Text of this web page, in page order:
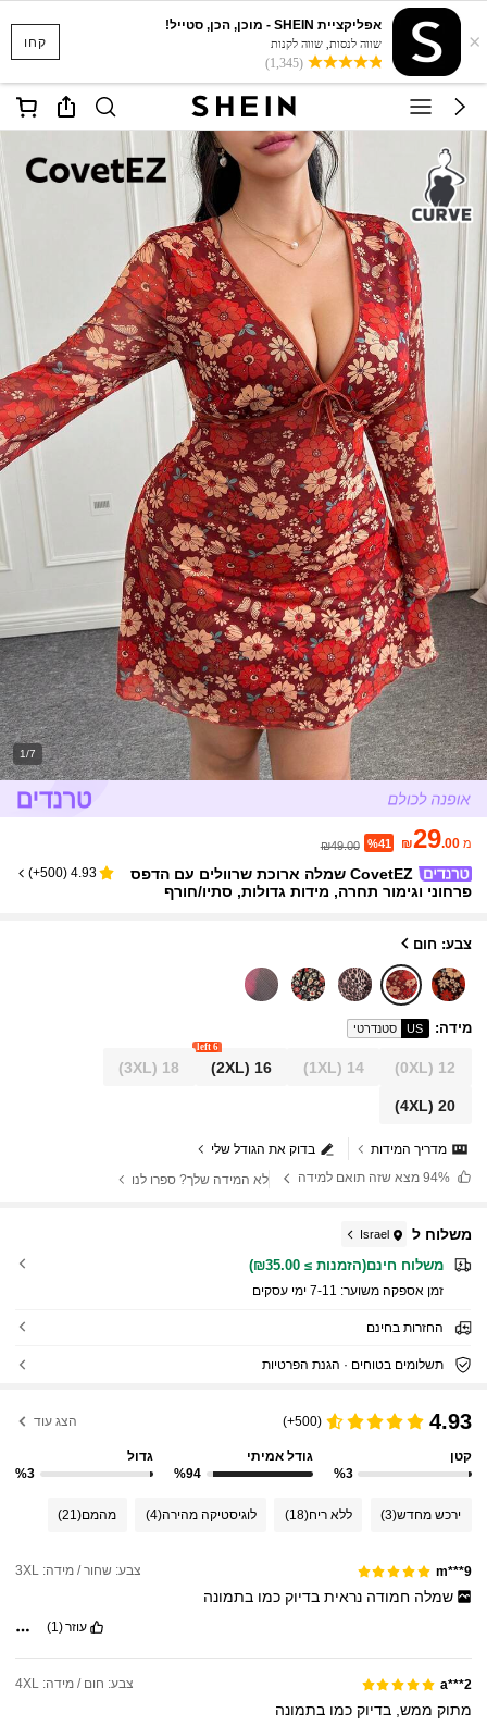
קחו ×
אפליקציית SHEIN - מוכן, הכן, סטייל!
שווה לנסות, שווה לקנות
(1,345)
1/7
מ ₪29.00
%41
₪49.00
CovetEZ שמלה ארוכת שרוולים עם הדפס
פרחוני וגימור תחרה, מידות גדולות, סתיו/חורף
4.93
(
500+
)
צבע: חום
מידה:
US סטנדרטי
12
(0XL)
14
(1XL)
16
(2XL)
6 left
18
(3XL)
20
(4XL)
בדוק את הגודל שלי
מדריך המידות
מצא שזה תואם למידה לא המידה שלך? ספרו לנו
משלוח ל Israel
משלוח חינם(הזמנות ≥ ₪35.00)
זמן אספקה ​​משוער: 7-11 ימי עסקים
החזרות בחינם
תשלומים בטוחים · הגנת הפרטיות
4.93
(500+) הצג עוד
קטן
%3
גודל אמיתי
%94
גדול
%3
ירכש מחדש(3) ללא ריח(18) לוגיסטיקה מהירה(4) מהמם(21)
m***9 צבע: שחור / מידה: 3XL
שמלה חמודה נראית בדיוק כמו בתמונה
עוזר(1)
a***2 צבע: חום / מידה: 4XL
מתוק ממש,בדיוקכמובתמונה